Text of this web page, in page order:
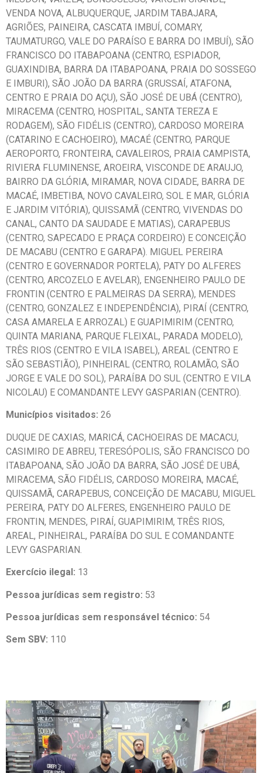
VENDA NOVA, ALBUQUERQUE, JARDIM TABAJARA,
AGRIÕES, PAINEIRA, CASCATA IMBUÍ, COMARY,
TAUMATURGO, VALE DO PARAÍSO E BARRA DO IMBUÍ), SÃO
FRANCISCO DO ITABAPOANA (CENTRO, ESPIADOR,
GUAXINDIBA, BARRA DA ITABAPOANA, PRAIA DO SOSSEGO
E IMBURI), SÃO JOÃO DA BARRA (GRUSSAÍ, ATAFONA,
CENTRO E PRAIA DO AÇU), SÃO JOSÉ DE UBÁ (CENTRO),
MIRACEMA (CENTRO, HOSPITAL, SANTA TEREZA E
RODAGEM), SÃO FIDÉLIS (CENTRO), CARDOSO MOREIRA
(CATARINO E CACHOEIRO), MACAÉ (CENTRO, PARQUE
AEROPORTO, FRONTEIRA, CAVALEIROS, PRAIA CAMPISTA,
RIVIERA FLUMINENSE, AROEIRA, VISCONDE DE ARAUJO,
BAIRRO DA GLÓRIA, MIRAMAR, NOVA CIDADE, BARRA DE
MACAÉ, IMBETIBA, NOVO CAVALEIRO, SOL E MAR, GLÓRIA
E JARDIM VITÓRIA), QUISSAMÃ (CENTRO, VIVENDAS DO
CANAL, CANTO DA SAUDADE E MATIAS), CARAPEBUS
(CENTRO, SAPECADO E PRAÇA CORDEIRO) E CONCEIÇÃO
DE MACABU (CENTRO E GARAPA). MIGUEL PEREIRA
(CENTRO E GOVERNADOR PORTELA), PATY DO ALFERES
(CENTRO, ARCOZELO E AVELAR), ENGENHEIRO PAULO DE
FRONTIN (CENTRO E PALMEIRAS DA SERRA), MENDES
(CENTRO, GONZALEZ E INDEPENDÊNCIA), PIRAÍ (CENTRO,
CASA AMARELA E ARROZAL) E GUAPIMIRIM (CENTRO,
QUINTA MARIANA, PARQUE FLEIXAL, PARADA MODELO),
TRÊS RIOS (CENTRO E VILA ISABEL), AREAL (CENTRO E
SÃO SEBASTIÃO), PINHEIRAL (CENTRO, ROLAMÃO, SÃO
JORGE E VALE DO SOL), PARAÍBA DO SUL (CENTRO E VILA
NICOLAU) E COMANDANTE LEVY GASPARIAN (CENTRO).
Municípios visitados: 26
DUQUE DE CAXIAS, MARICÁ, CACHOEIRAS DE MACACU,
CASIMIRO DE ABREU, TERESÓPOLIS, SÃO FRANCISCO DO
ITABAPOANA, SÃO JOÃO DA BARRA, SÃO JOSÉ DE UBÁ,
MIRACEMA, SÃO FIDÉLIS, CARDOSO MOREIRA, MACAÉ,
QUISSAMÃ, CARAPEBUS, CONCEIÇÃO DE MACABU, MIGUEL
PEREIRA, PATY DO ALFERES, ENGENHEIRO PAULO DE
FRONTIN, MENDES, PIRAÍ, GUAPIMIRIM, TRÊS RIOS,
AREAL, PINHEIRAL, PARAÍBA DO SUL E COMANDANTE
LEVY GASPARIAN.
Exercício ilegal: 13
Pessoa jurídicas sem registro: 53
Pessoa jurídicas sem responsável técnico: 54
Sem SBV: 110